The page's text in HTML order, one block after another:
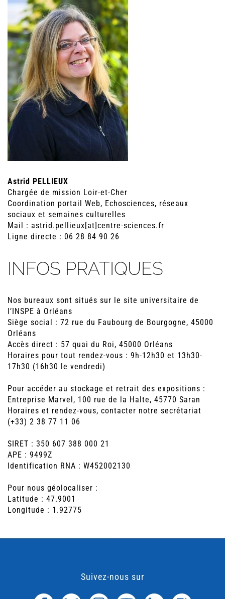
Astrid PELLIEUX
Chargée de mission Loir-et-Cher
Coordination portail Web, Echosciences, réseaux
sociaux et semaines culturelles
Mail : astrid.pellieux[at]centre-sciences.fr
Ligne directe : 06 28 84 90 26
INFOS PRATIQUES
Nos bureaux sont situés sur le site universitaire de
l’INSPE à Orléans
Siège social : 72 rue du Faubourg de Bourgogne, 45000
Orléans
Accès direct : 57 quai du Roi, 45000 Orléans
Horaires pour tout rendez-vous : 9h-12h30 et 13h30-
17h30 (16h30 le vendredi)
Pour accéder au stockage et retrait des expositions :
Entreprise Marvel, 100 rue de la Halte, 45770 Saran
Horaires et rendez-vous, contacter notre secrétariat
(+33) 2 38 77 11 06
SIRET : 350 607 388 000 21
APE : 9499Z
Identification RNA : W452002130
Pour nous géolocaliser :
Latitude : 47.9001
Longitude : 1.92775
Suivez-nous sur